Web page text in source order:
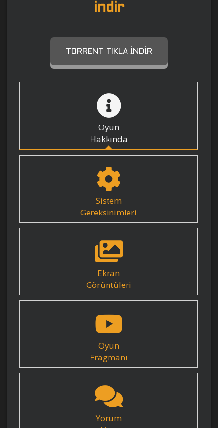
indir
TORRENT TIKLA İNDIR
Oyun
Hakkında
Sistem
Gereksinimleri
Ekran
Görüntüleri
Oyun
Fragmanı
Yorum